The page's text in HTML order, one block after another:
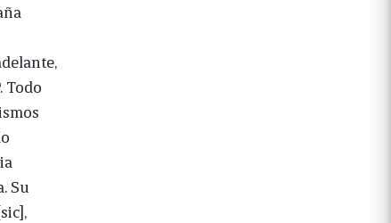
Todo
Su